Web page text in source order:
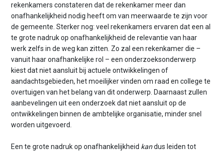
rekenkamers constateren dat de rekenkamer meer dan
onafhankelijkheid nodig heeft om van meerwaarde te zijn voor
de gemeente. Sterker nog: veel rekenkamers ervaren dat een al
te grote nadruk op onafhankelijkheid de relevantie van haar
werk zelfs in de weg kan zitten. Zo zal een rekenkamer die –
vanuit haar onafhankelijke rol – een onderzoeksonderwerp
kiest dat niet aansluit bij actuele ontwikkelingen of
aandachtsgebieden, het moeilijker vinden om raad en college te
overtuigen van het belang van dit onderwerp. Daarnaast zullen
aanbevelingen uit een onderzoek dat niet aansluit op de
ontwikkelingen binnen de ambtelijke organisatie, minder snel
worden uitgevoerd.
Een te grote nadruk op onafhankelijkheid kandus leiden tot